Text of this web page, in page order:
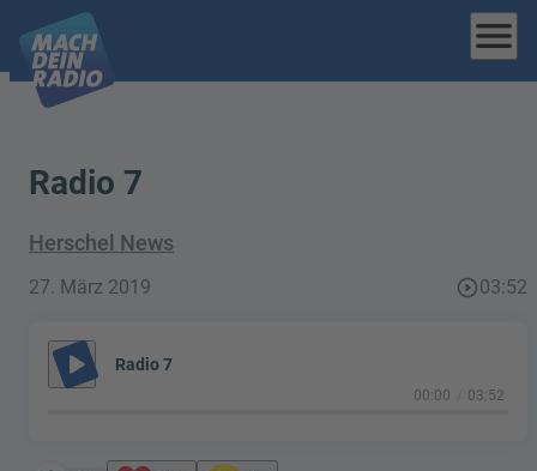
menu
Radio 7
Herschel News
27. März 2019 play_circle_outline03:52
play_arrow Radio 7
00:00 03:52